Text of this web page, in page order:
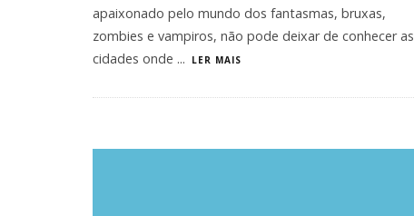
apaixonado pelo mundo dos fantasmas, bruxas,
zombies e vampiros, não pode deixar de conhecer as
cidades onde ... LER MAIS